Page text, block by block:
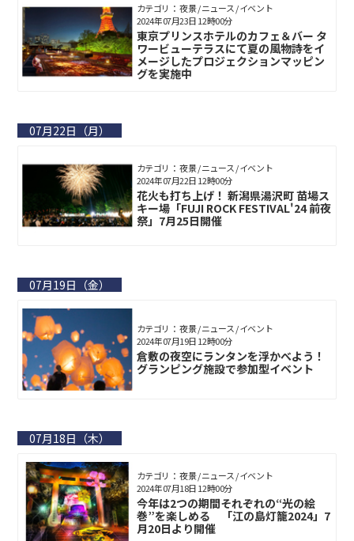
カテゴリ： 夜景 / ニュース / イベント
東京プリンスホテルのカフェ＆バー タ
ワービューテラスにて夏の風物詩をイ
メージしたプロジェクションマッピン
グを実施中
2024年07月23日 12時00分
07月22日（月）
カテゴリ： 夜景 / ニュース / イベント
花火も打ち上げ！ 新潟県湯沢町 苗場ス
キー場「FUJI ROCK FESTIVAL'24 前夜
祭」7月25日開催
2024年07月22日 12時00分
07月19日（金）
カテゴリ： 夜景 / ニュース / イベント
倉敷の夜空にランタンを浮かべよう！
グランピング施設で参加型イベント
2024年07月19日 12時00分
07月18日（木）
カテゴリ： 夜景 / ニュース / イベント
今年は2つの期間それぞれの“光の絵
巻”を楽しめる 「江の島灯籠2024」7
月20日より開催
2024年07月18日 12時00分